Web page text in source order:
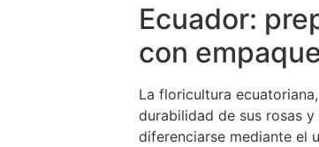
Ecuador:
con
La floricultura
durabilidad de sus rosas
diferenciarse mediante el